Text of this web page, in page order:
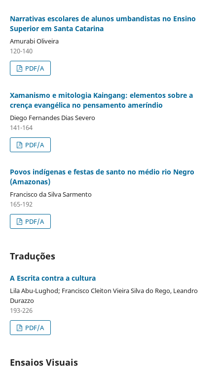
Narrativas escolares de alunos umbandistas no Ensino
Superior em Santa Catarina
Amurabi Oliveira
120-140
PDF/A
Xamanismo e mitologia Kaingang: elementos sobre a
crença evangélica no pensamento ameríndio
Diego Fernandes Dias Severo
141-164
PDF/A
Povos indígenas e festas de santo no médio rio Negro
(Amazonas)
Francisco da Silva Sarmento
165-192
PDF/A
Traduções
A Escrita contra a cultura
Lila Abu-Lughod; Francisco Cleiton Vieira Silva do Rego, Leandro
Durazzo
193-226
PDF/A
Ensaios Visuais